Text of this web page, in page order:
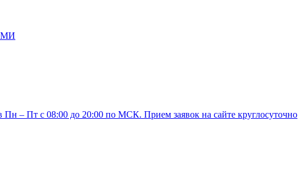
Пн – Пт с 08:00 до 20:00 по МСК. Прием заявок на сайте круглосуточно